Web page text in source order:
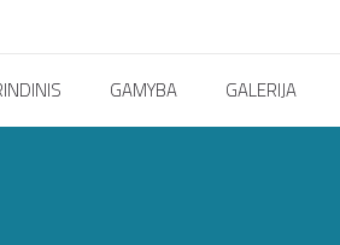
GAMYBA GALERIJA